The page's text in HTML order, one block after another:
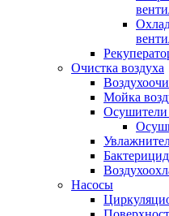
Очистка воздуха
Мойка
Осушители
Насосы